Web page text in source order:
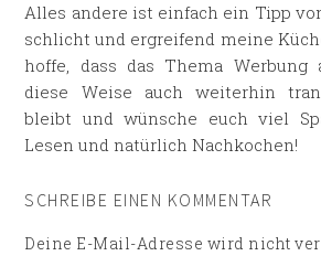
Alles andere ist einfach ein Tipp
schlicht und ergreifend meine
hoffe, dass das Thema Werbung
diese Weise auch weiterhin
bleibt und wünsche euch viel
Lesen und natürlich Nachkochen!
SCHREIBE EINEN KOMMENTAR
Deine E-Mail-Adresse wird nicht